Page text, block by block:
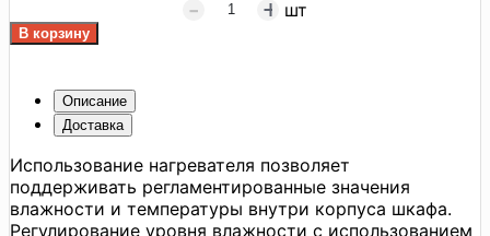
шт
Описание
Доставка
Использование нагревателя позволяет
поддерживать регламентированные значения
влажности и температуры внутри корпуса шкафа.
Регулирование уровня влажности с использованием